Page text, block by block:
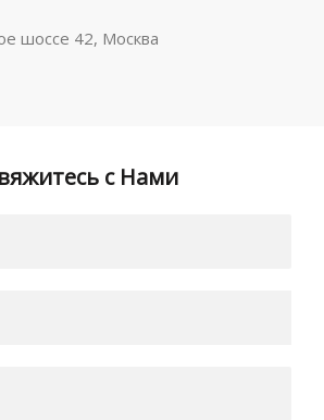
шоссе 42, Москва
с Нами